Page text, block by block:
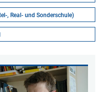
, Real- und Sonderschule)